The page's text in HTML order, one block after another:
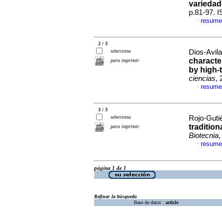
p.81-97.
·
2 / 3
selecciona
para imprimir
Dios-
by
ciencias,
·
3 / 3
selecciona
para imprimir
Rojo-
Biotecnia
·
página 1 de 1
Refinar la búsqueda
Base de datos : article